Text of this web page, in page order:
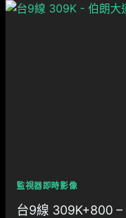
監視器即時影像
台9線 309K+800 –